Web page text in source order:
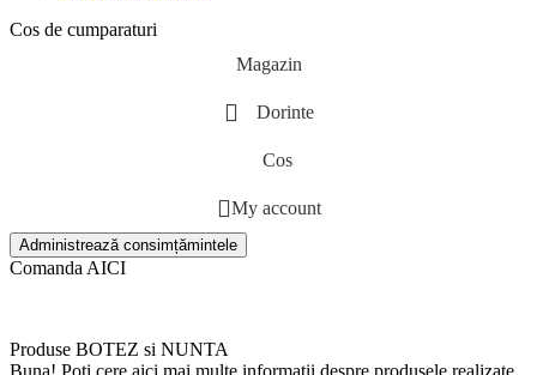
Cos de cumparaturi
Magazin
Dorinte
Cos
My account
Administrează consimțămintele
Comanda AICI
Produse BOTEZ si NUNTA
Buna! Poti cere aici mai multe informatii despre produsele realizate